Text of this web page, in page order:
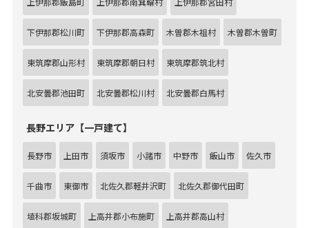
下伊那郡松川町 下伊那郡高森町 木曽郡木祖村 木曽郡木曽町
東筑摩郡山形村 東筑摩郡朝日村 東筑摩郡筑北村
北安曇郡池田町 北安曇郡松川村 北安曇郡白馬村
長野エリア【一戸建て】
長野市 上田市 須坂市 小諸市 中野市 飯山市 佐久市
千曲市 東御市 北佐久郡軽井沢町 北佐久郡御代田町
埴科郡坂城町 上高井郡小布施町 上高井郡高山村